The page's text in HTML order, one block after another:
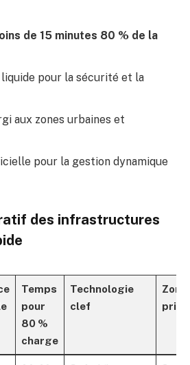
de 15 minutes 80 % de la
pour la sécurité et la
aux zones urbaines et
pour la gestion dynamique
des infrastructures
Temps
pour
80 %
charge
Technologie
clef